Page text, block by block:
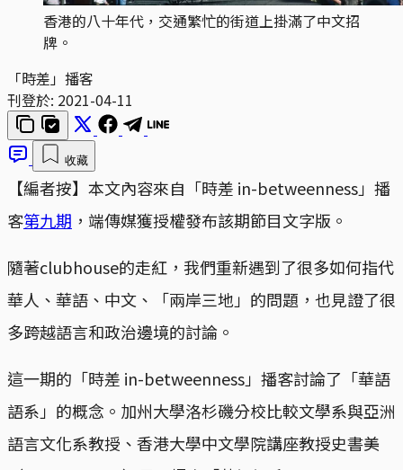
香港的八十年代，交通繁忙的街道上掛滿了中文招
牌。
「時差」播客
刊登於: 2021-04-11
收藏
【編者按】本文內容來自「時差 in-betweenness」播
客第九期 ，端傳媒獲授權發布該期節目文字版。
隨著clubhouse的走紅，我們重新遇到了很多如何指代
華人、華語、中文、「兩岸三地」的問題，也見證了很
多跨越語言和政治邊境的討論。
這一期的「時差 in-betweenness」播客討論了「華語
語系」的概念。加州大學洛杉磯分校比較文學系與亞洲
語言文化系教授、香港大學中文學院講座教授史書美